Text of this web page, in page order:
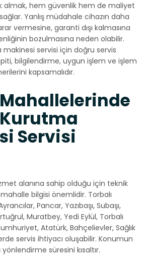
almak, hem güvenlik hem de maliyet
Yanlış müdahale cihazın daha
vermesine, garanti dışı kalmasına
bozulmasına neden olabilir.
makinesi servisi için doğru servis
bilgilendirme, uygun işlem ve işlem
kapsamalıdır.
Servisi
alanına sahip olduğu için teknik
bilgisi önemlidir. Torbalı
Pancar, Yazıbaşı, Subaşı,
Muratbey, Yedi Eylül, Torbalı
Atatürk, Bahçelievler, Sağlık
servis ihtiyacı oluşabilir. Konumun
süresini kısaltır.